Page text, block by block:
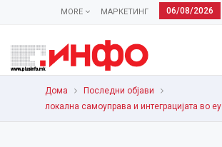
06/08/2026
МАРКЕТИНГ
MORE
Дома
Последни објави
локална самоуправа и интеграцијата во еу